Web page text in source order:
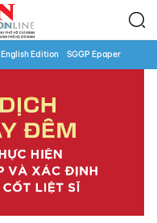
English Edition SGGP Epaper